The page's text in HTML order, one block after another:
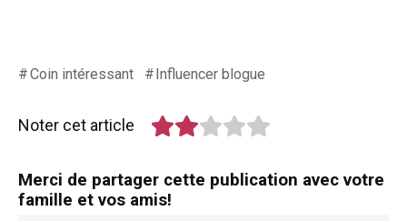
Coin intéressant Influencer blogue
Noter cet article
Merci de partager cette publication avec votre
famille et vos amis!